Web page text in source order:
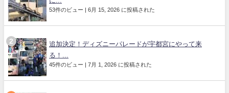
53件のビュー | 6月 15, 2026 に投稿された
追加決定！ディズニーパレードが宇都宮にやって来
る！...
45件のビュー | 7月 1, 2026 に投稿された